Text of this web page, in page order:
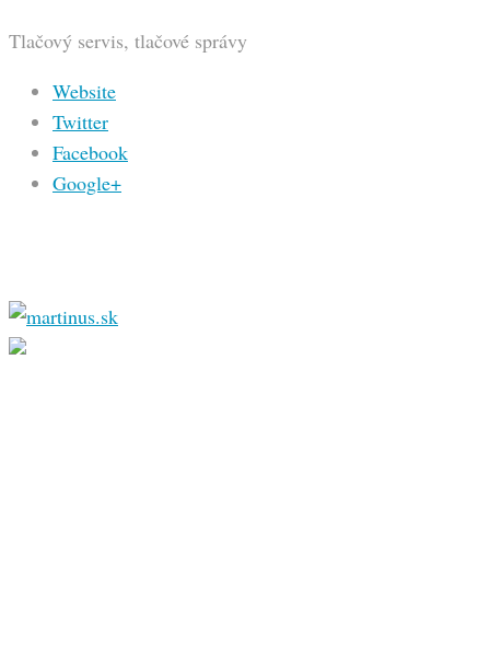
Tlačový servis, tlačové správy
Website
Twitter
Facebook
Google+